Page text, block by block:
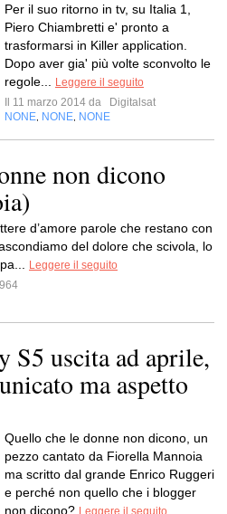
Per il suo ritorno in tv, su Italia 1,
Piero Chiambretti e' pronto a
trasformarsi in Killer application.
Dopo aver gia' più volte sconvolto le
regole...
Leggere il seguito
Il 11 marzo 2014 da
Digitalsat
NONE NONE NONE
non dicono
d’amore parole che restano con
del dolore che scivola, lo
Leggere il seguito
S5 uscita ad aprile,
ma aspetto
Quello che le donne non dicono, un
pezzo cantato da Fiorella Mannoia
ma scritto dal grande Enrico Ruggeri
e perché non quello che i blogger
non dicono?
Leggere il seguito